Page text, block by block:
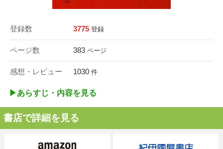
登録数 3775 登録
ページ数 383 ページ
感想・レビュー 1030 件
▶︎あらすじ・内容を見る
書店で詳細を見る